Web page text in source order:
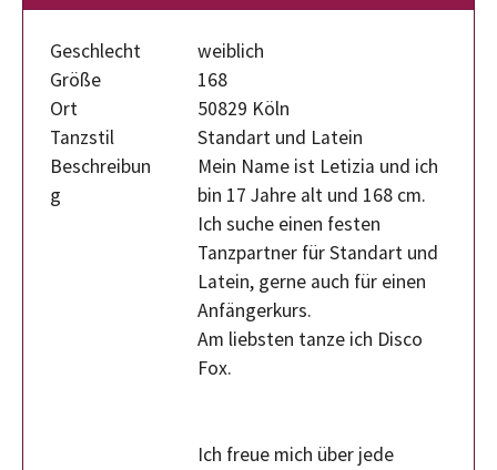
Geschlecht
weiblich
Größe
168
Ort
50829 Köln
Tanzstil
Standart und Latein
Beschreibun
g
Mein Name ist Letizia und ich
bin 17 Jahre alt und 168 cm.
Ich suche einen festen
Tanzpartner für Standart und
Latein, gerne auch für einen
Anfängerkurs.
Am liebsten tanze ich Disco
Fox.
Ich freue mich über jede